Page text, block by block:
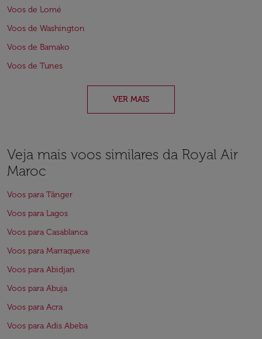
Voos de Lomé
Voos de Washington
Voos de Bamako
Voos de Tunes
VER MAIS
Veja mais voos similares da Royal Air
Maroc
Voos para Tânger
Voos para Lagos
Voos para Casablanca
Voos para Marraquexe
Voos para Abidjan
Voos para Abuja
Voos para Acra
Voos para Adis Abeba